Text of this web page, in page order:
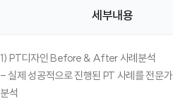
세부내용
1) PT디자인 Before & After 사례분석
- 실제 성공적으로 진행된 PT 사례를 전문
분석